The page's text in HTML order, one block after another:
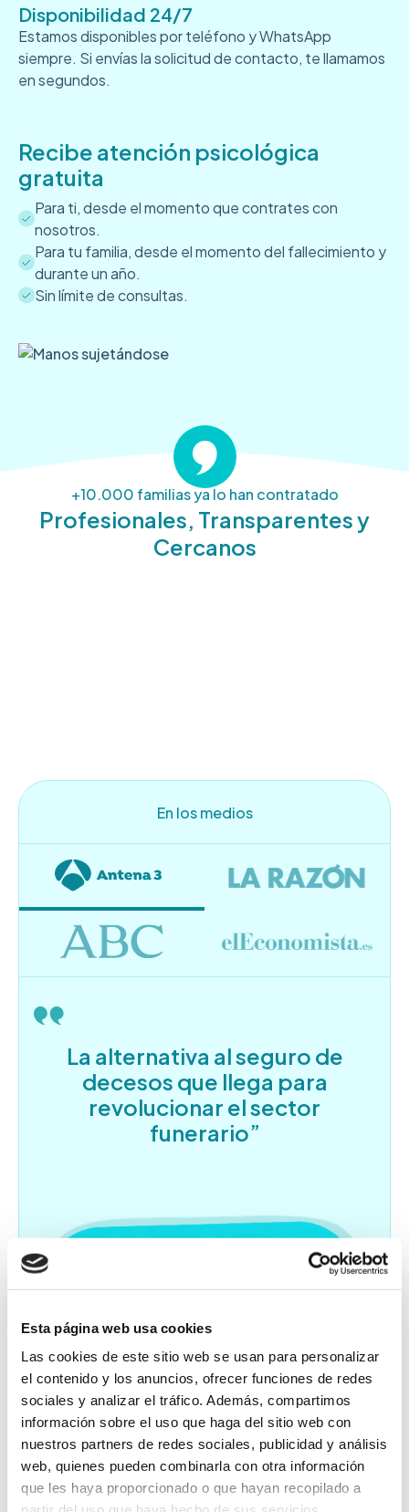
Esta página web usa cookies
Las cookies de este sitio web se usan para personalizar
el contenido y los anuncios, ofrecer funciones de redes
sociales y analizar el tráfico. Además, compartimos
información sobre el uso que haga del sitio web con
nuestros partners de redes sociales, publicidad y análisis
web, quienes pueden combinarla con otra información
que les haya proporcionado o que hayan recopilado a
Disponibilidad 24/7
Estamos disponibles por teléfono y WhatsApp
siempre. Si envías la solicitud de contacto, te llamamos
en segundos.
Recibe atención psicológica
gratuita
Para ti, desde el momento que contrates con
nosotros.
Para tu familia, desde el momento del fallecimiento y
durante un año.
Sin límite de consultas.
+10.000 familias ya lo han contratado
Profesionales, Transparentes y
Cercanos
En los medios
La alternativa al seguro de
decesos que llega para
revolucionar el sector
funerario”